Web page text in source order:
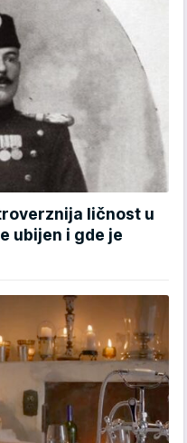
ličnost u
ubijen i gde je